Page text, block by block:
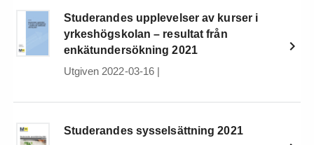
Studerandes upplevelser av kurser i
yrkeshögskolan – resultat från
enkätundersökning 2021
Utgiven 2022-03-16 |
Studerandes sysselsättning 2021